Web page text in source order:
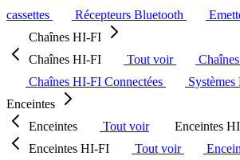
cassettes
Récepteurs Bluetooth
Chaînes HI-FI
Chaînes HI-FI
Tout voir
Chaînes HI-FI Connectées
Enceintes
Enceintes
Tout voir
Enceintes
Enceintes HI-FI
Tout voir